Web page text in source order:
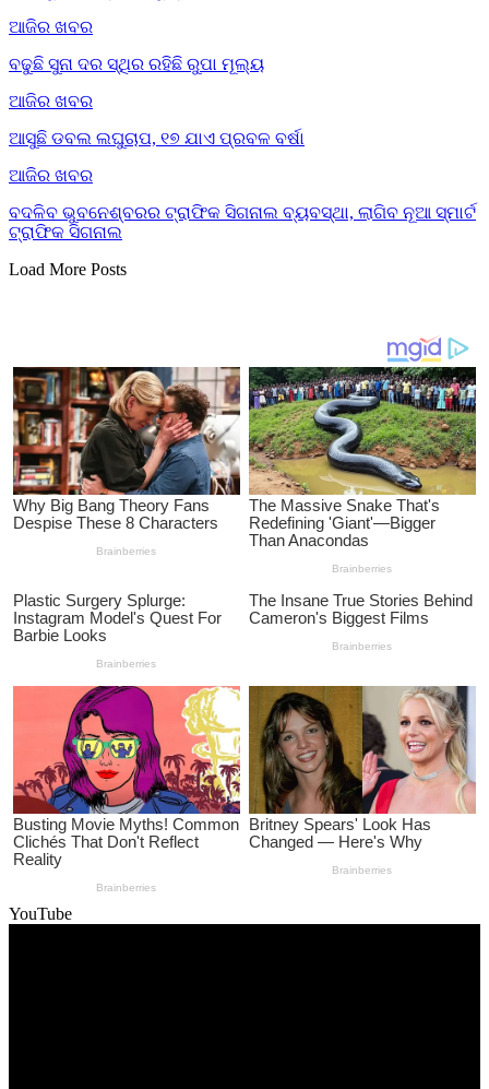
ଆଜିର ଖବର
ବଢୁଛି ସୁନା ଦର ସ୍ଥିର ରହିଛି ରୁପା ମୂଲ୍ୟ
ଆଜିର ଖବର
ଆସୁଛି ଡବଲ ଲଘୁଚାପ, ୧୭ ଯାଏ ପ୍ରବଳ ବର୍ଷା
ଆଜିର ଖବର
ବଦଳିବ ଭୁବନେଶ୍ବରର ଟ୍ରାଫିକ ସିଗନାଲ ବ୍ୟବସ୍ଥା, ଲାଗିବ ନୂଆ ସ୍ମାର୍ଟ
ଟ୍ରାଫିକ ସିଗନାଲ
Load More Posts
YouTube